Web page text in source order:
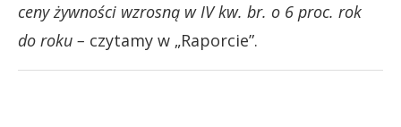
ceny żywności wzrosną w IV kw. br. o 6 proc. rok
do roku – czytamy w „Raporcie”.